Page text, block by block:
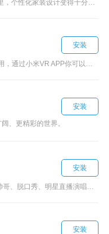
安装
、更精彩的世界。
安装
安装
安装